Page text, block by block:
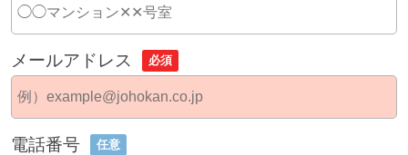
メールアドレス 必須
電話番号 任意